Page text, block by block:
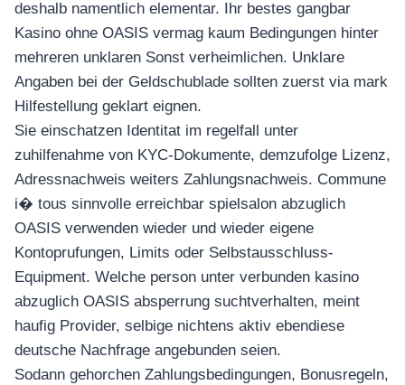
deshalb namentlich elementar. Ihr bestes gangbar
Kasino ohne OASIS vermag kaum Bedingungen hinter
mehreren unklaren Sonst verheimlichen. Unklare
Angaben bei der Geldschublade sollten zuerst via mark
Hilfestellung geklart eignen.
Sie einschatzen Identitat im regelfall unter
zuhilfenahme von KYC-Dokumente, demzufolge Lizenz,
Adressnachweis weiters Zahlungsnachweis. Commune
i� tous sinnvolle erreichbar spielsalon abzuglich
OASIS verwenden wieder und wieder eigene
Kontoprufungen, Limits oder Selbstausschluss-
Equipment. Welche person unter verbunden kasino
abzuglich OASIS absperrung suchtverhalten, meint
haufig Provider, selbige nichtens aktiv ebendiese
deutsche Nachfrage angebunden seien.
Sodann gehorchen Zahlungsbedingungen, Bonusregeln,